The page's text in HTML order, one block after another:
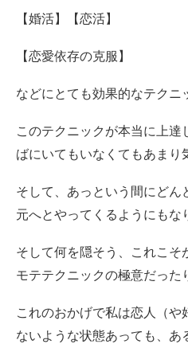
【婚活】【恋活】
【恋愛依存の克服】
などにとても効果的なテクニ
このテクニックが本当に上達
ばにいてもいなくてもあまり
そして、あっという間にどん
元へとやってくるようにもな
そして何を隠そう、これこそ
モテテクニックの極意だった
これのおかげで私は恋人（や
ないような状態あっても、あ